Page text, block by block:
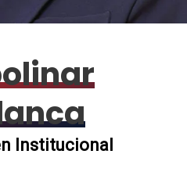
Institucional